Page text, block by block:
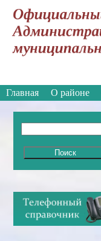
Главная О районе